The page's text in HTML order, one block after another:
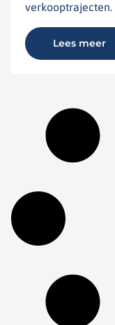
verkooptrajecten.
Lees meer